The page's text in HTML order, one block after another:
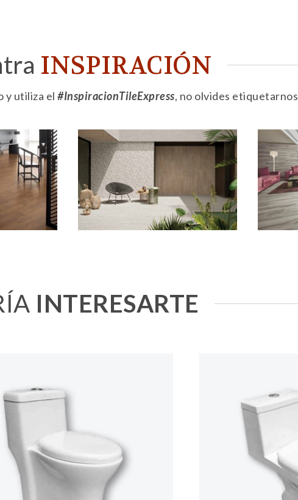
INSPIRACIÓN
y utiliza el #InspiracionTileExpress, no olvides etiquetarnos
INTERESARTE